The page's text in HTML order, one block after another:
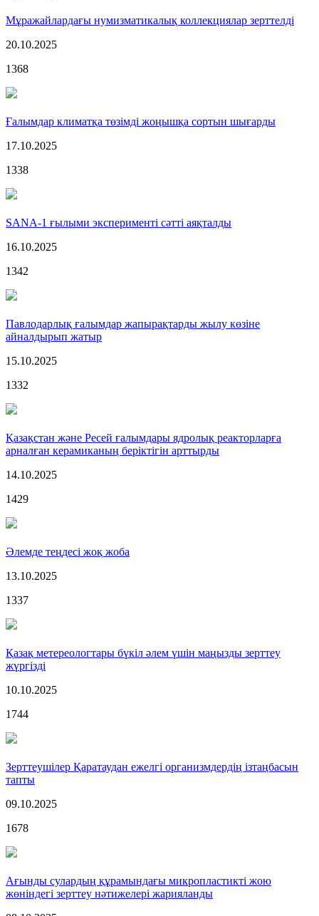
Мұражайлардағы нумизматикалық коллекциялар зерттелді
20.10.2025
1368
Ғалымдар климатқа төзімді жоңышқа сортын шығарды
17.10.2025
1338
SANA-1 ғылыми эксперименті сәтті аяқталды
16.10.2025
1342
Павлодарлық ғалымдар жапырақтарды жылу көзіне
айналдырып жатыр
15.10.2025
1332
Қазақстан және Ресей ғалымдары ядролық реакторларға
арналған керамиканың беріктігін арттырды
14.10.2025
1429
Әлемде теңдесі жоқ жоба
13.10.2025
1337
Қазақ метереологтары бүкіл әлем үшін маңызды зерттеу
жүргізді
10.10.2025
1744
Зерттеушілер Қаратаудан ежелгі организмдердің ізтаңбасын
тапты
09.10.2025
1678
Ағынды сулардың құрамындағы микропластикті жою
жөніндегі зерттеу нәтижелері жарияланды